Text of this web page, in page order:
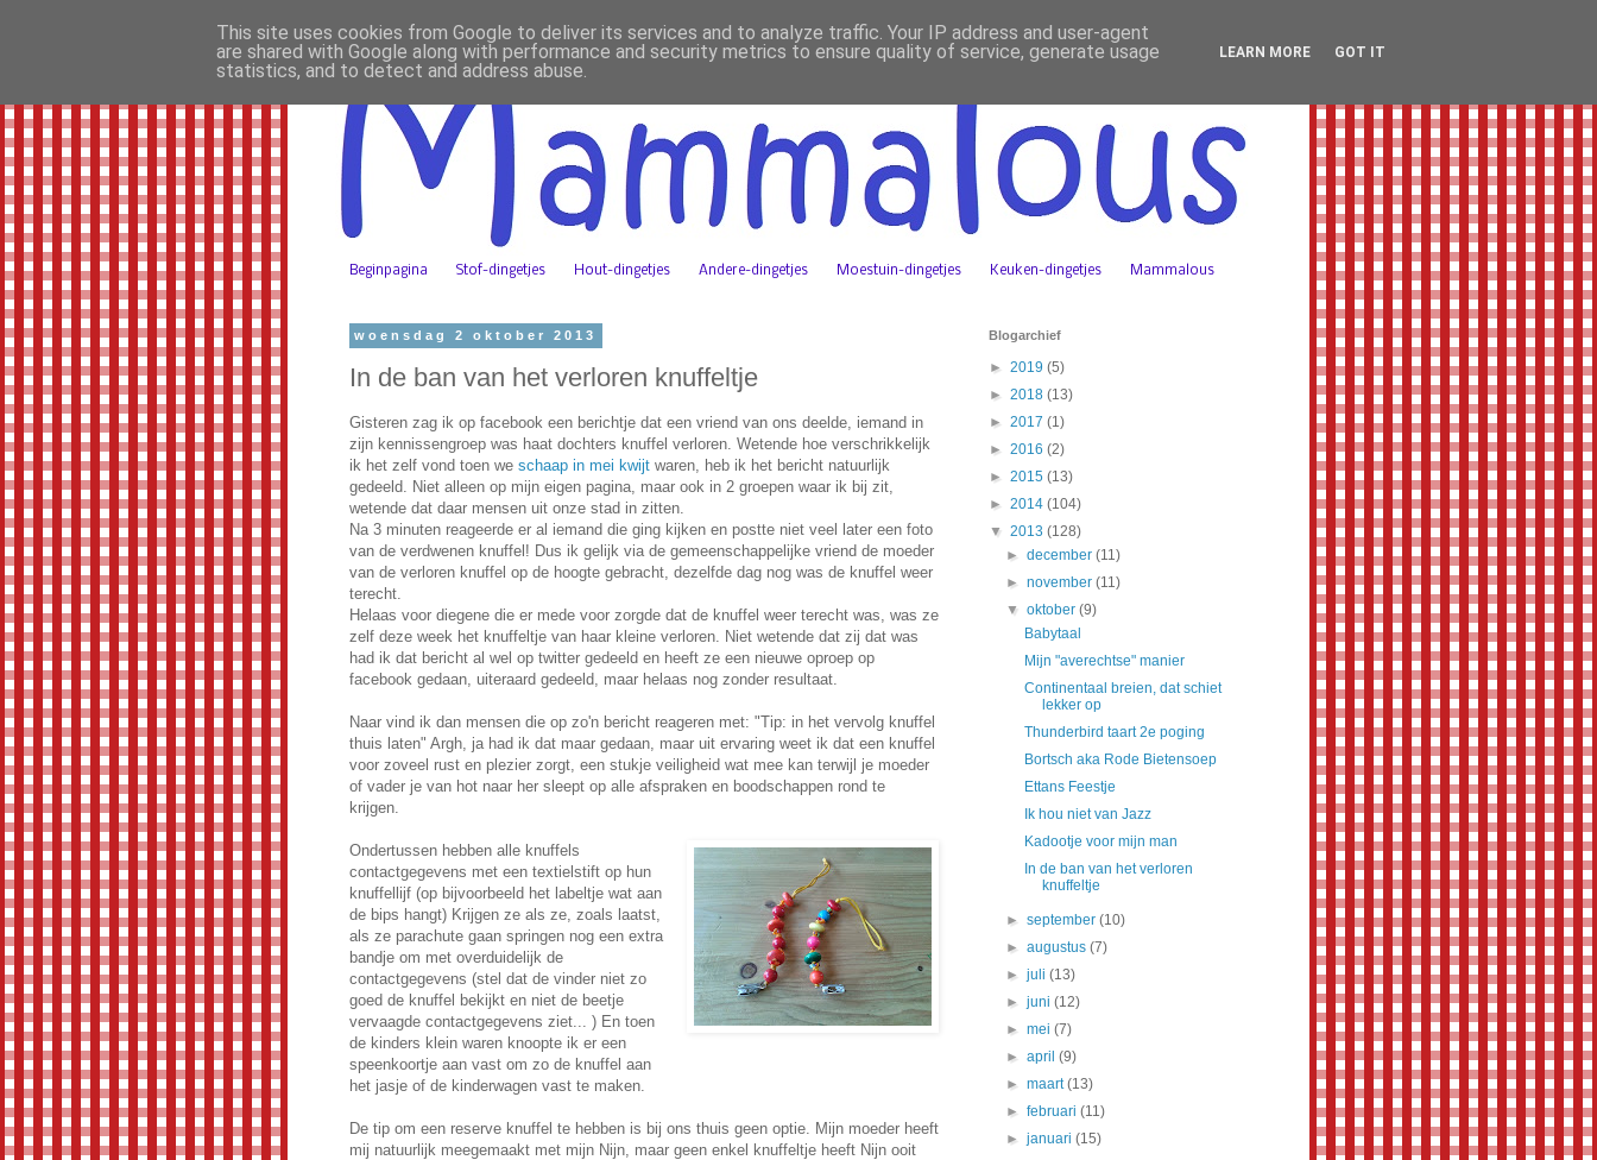
Beginpagina Stof-dingetjes Hout-dingetjes Andere-dingetjes Moestuin-dingetjes Keuken-dingetjes Mammalous
woensdag 2 oktober 2013
In de ban van het verloren knuffeltje
Gisteren zag ik op facebook een berichtje dat een vriend van ons deelde, iemand in
zijn kennissengroep was haat dochters knuffel verloren. Wetende hoe verschrikkelijk
ik het zelf vond toen we schaap in mei kwijt waren, heb ik het bericht natuurlijk
gedeeld. Niet alleen op mijn eigen pagina, maar ook in 2 groepen waar ik bij zit,
wetende dat daar mensen uit onze stad in zitten.
Na 3 minuten reageerde er al iemand die ging kijken en postte niet veel later een foto
van de verdwenen knuffel! Dus ik gelijk via de gemeenschappelijke vriend de moeder
van de verloren knuffel op de hoogte gebracht, dezelfde dag nog was de knuffel weer
terecht.
Helaas voor diegene die er mede voor zorgde dat de knuffel weer terecht was, was ze
zelf deze week het knuffeltje van haar kleine verloren. Niet wetende dat zij dat was
had ik dat bericht al wel op twitter gedeeld en heeft ze een nieuwe oproep op
facebook gedaan, uiteraard gedeeld, maar helaas nog zonder resultaat.
Naar vind ik dan mensen die op zo'n bericht reageren met: "Tip: in het vervolg knuffel
thuis laten" Argh, ja had ik dat maar gedaan, maar uit ervaring weet ik dat een knuffel
voor zoveel rust en plezier zorgt, een stukje veiligheid wat mee kan terwijl je moeder
of vader je van hot naar her sleept op alle afspraken en boodschappen rond te
krijgen.
Ondertussen hebben alle knuffels
contactgegevens met een textielstift op hun
knuffellijf (op bijvoorbeeld het labeltje wat aan
de bips hangt) Krijgen ze als ze, zoals laatst,
als ze parachute gaan springen nog een extra
bandje om met overduidelijk de
contactgegevens (stel dat de vinder niet zo
goed de knuffel bekijkt en niet de beetje
vervaagde contactgegevens ziet... ) En toen
de kinders klein waren knoopte ik er een
speenkoortje aan vast om zo de knuffel aan
het jasje of de kinderwagen vast te maken.
De tip om een reserve knuffel te hebben is bij ons thuis geen optie. Mijn moeder heeft
mij natuurlijk meegemaakt met mijn Nijn, maar geen enkel knuffeltje heeft Nijn ooit
Blogarchief
► 2019 (5)
► 2018 (13)
► 2017 (1)
► 2016 (2)
► 2015 (13)
► 2014 (104)
▼ 2013 (128)
►december(11)
►november(11)
▼oktober(9)
Babytaal
Mijn "averechtse" manier
Continentaal breien, dat schiet
lekker op
Thunderbird taart 2e poging
Bortsch aka Rode Bietensoep
Ettans Feestje
Ik hou niet van Jazz
Kadootje voor mijn man
In de ban van het verloren
knuffeltje
►september(10)
►augustus(7)
►juli(13)
►juni(12)
►mei(7)
►april(9)
►maart(13)
►februari(11)
►januari(15)
This site uses cookies from Google to deliver its services and to analyze traffic. Your IP address and user-agent
are shared with Google along with performance and security metrics to ensure quality of service, generate usage
statistics, and to detect and address abuse.
LEARN MORE GOT IT